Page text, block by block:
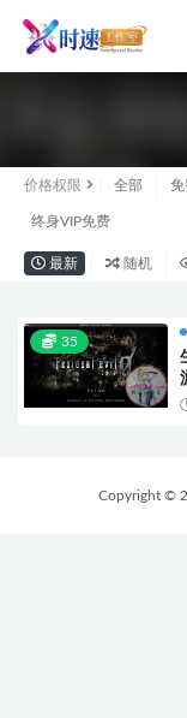
价格权限 全部 免
终身VIP免费
最新 随机
35
Copyright ©